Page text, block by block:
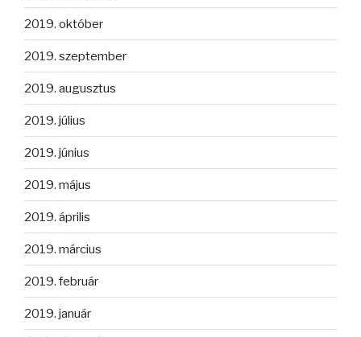
2019. október
2019. szeptember
2019. augusztus
2019. július
2019. június
2019. május
2019. április
2019. március
2019. február
2019. január